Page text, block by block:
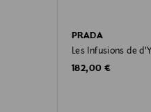
PRADA
Les Infusions de
Original Price
182,00 €